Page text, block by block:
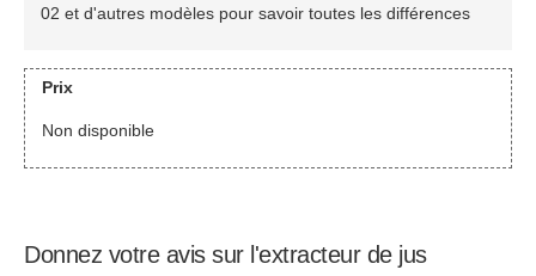
02 et d'autres modèles pour savoir toutes les différences
Prix
Non disponible
Donnez votre avis sur l'extracteur de jus